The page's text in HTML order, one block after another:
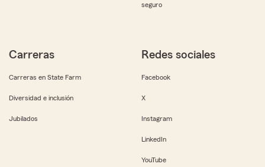
seguro
Carreras
Carreras en State Farm
Diversidad e inclusión
Jubilados
Redes sociales
Facebook
X
Instagram
LinkedIn
YouTube